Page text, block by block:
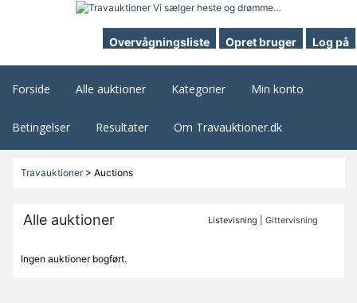
Overvågningsliste Opret bruger Log på
Forside Alle auktioner Kategorier Min konto
Betingelser Resultater Om Travauktioner.dk
Travauktioner> Auctions
Alle auktioner Listevisning |Gittervisning
Ingen auktioner bogført.